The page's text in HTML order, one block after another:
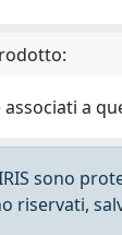
associati a
sono
riservati,